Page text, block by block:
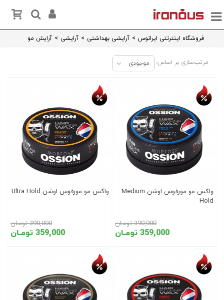
فروشگاه اینترنتی ایرانوس > آرایشی بهداشتی > آرایشی > آرایش مو
مرتب‌سازی بر اساس: موجودی تخفیف روز
واکس مو مورفوس اوشن Medium
Hold
359,000 تومـان
390,000 تومـان
واکس مو مورفوس اوشن Ultra Hold
359,000 تومـان
390,000 تومـان